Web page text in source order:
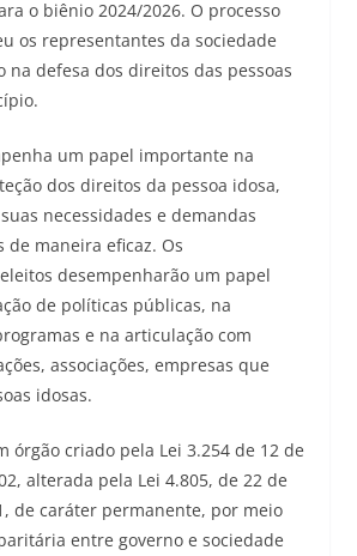
o biênio 2024/2026. O processo
os representantes da sociedade
na defesa dos direitos das pessoas
um papel importante na
dos direitos da pessoa idosa,
necessidades e demandas
de maneira eficaz. Os
desempenharão um papel
de políticas públicas, na
e na articulação com
associações, empresas que
idosas.
órgão criado pela Lei 3.254 de 12 de
alterada pela Lei 4.805, de 22 de
de caráter permanente, por meio
entre governo e sociedade